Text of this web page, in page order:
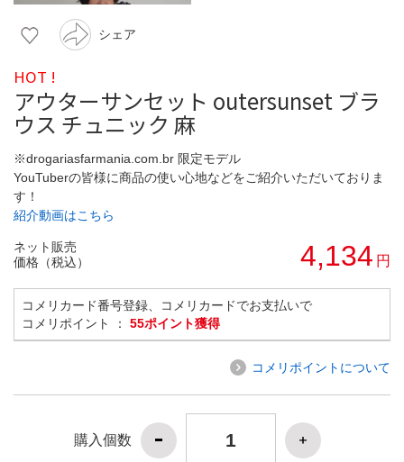
シェア
HOT !
アウターサンセット outersunset ブラ
ウス チュニック 麻
※drogariasfarmania.com.br 限定モデル
YouTuberの皆様に商品の使い心地などをご紹介いただいておりま
す！
紹介動画はこちら
ネット販売
価格（税込）
4,134 円
コメリカード番号登録、コメリカードでお支払いで
コメリポイント ： 55ポイント獲得
コメリポイントについて
購入個数